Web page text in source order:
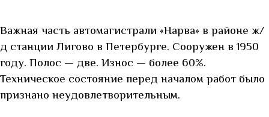
Важная часть автомагистрали «Нарва» в районе ж/
д станции Лигово в Петербурге. Сооружен в 1950
году. Полос — две. Износ — более 60%.
Техническое состояние перед началом работ было
признано неудовлетворительным.